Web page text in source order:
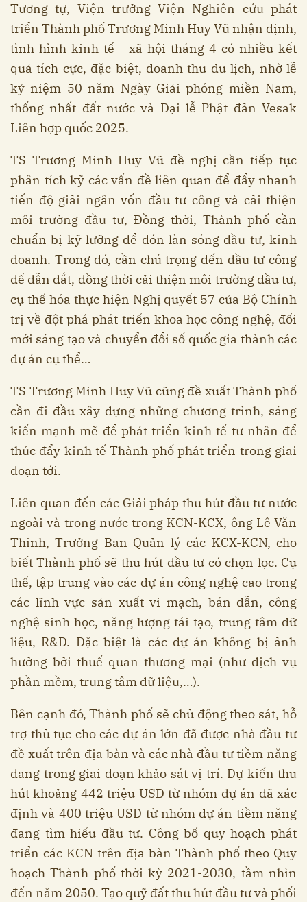
Tương tự, Viện trưởng Viện Nghiên cứu phát
triển Thành phố Trương Minh Huy Vũ nhận định,
tình hình kinh tế - xã hội tháng 4 có nhiều kết
quả tích cực, đặc biệt, doanh thu du lịch, nhờ lễ
kỷ niệm 50 năm Ngày Giải phóng miền Nam,
thống nhất đất nước và Đại lễ Phật đản Vesak
Liên hợp quốc 2025.
TS Trương Minh Huy Vũ đề nghị cần tiếp tục
phân tích kỹ các vấn đề liên quan để đẩy nhanh
tiến độ giải ngân vốn đầu tư công và cải thiện
môi trường đầu tư, Đồng thời, Thành phố cần
chuẩn bị kỹ lưỡng để đón làn sóng đầu tư, kinh
doanh. Trong đó, cần chú trọng đến đầu tư công
để dẫn dắt, đồng thời cải thiện môi trường đầu tư,
cụ thể hóa thực hiện Nghị quyết 57 của Bộ Chính
trị về đột phá phát triển khoa học công nghệ, đổi
mới sáng tạo và chuyển đổi số quốc gia thành các
dự án cụ thể…
TS Trương Minh Huy Vũ cũng đề xuất Thành phố
cần đi đầu xây dựng những chương trình, sáng
kiến mạnh mẽ để phát triển kinh tế tư nhân để
thúc đẩy kinh tế Thành phố phát triển trong giai
đoạn tới.
Liên quan đến các Giải pháp thu hút đầu tư nước
ngoài và trong nước trong KCN-KCX, ông Lê Văn
Thinh, Trưởng Ban Quản lý các KCX-KCN, cho
biết Thành phố sẽ thu hút đầu tư có chọn lọc. Cụ
thể, tập trung vào các dự án công nghệ cao trong
các lĩnh vực sản xuất vi mạch, bán dẫn, công
nghệ sinh học, năng lượng tái tạo, trung tâm dữ
liệu, R&D. Đặc biệt là các dự án không bị ảnh
hưởng bởi thuế quan thương mại (như dịch vụ
phần mềm, trung tâm dữ liệu,…).
Bên cạnh đó, Thành phố sẽ chủ động theo sát, hỗ
trợ thủ tục cho các dự án lớn đã được nhà đầu tư
đề xuất trên địa bàn và các nhà đầu tư tiềm năng
đang trong giai đoạn khảo sát vị trí. Dự kiến thu
hút khoảng 442 triệu USD từ nhóm dự án đã xác
định và 400 triệu USD từ nhóm dự án tiềm năng
đang tìm hiểu đầu tư. Công bố quy hoạch phát
triển các KCN trên địa bàn Thành phố theo Quy
hoạch Thành phố thời kỳ 2021-2030, tầm nhìn
đến năm 2050. Tạo quỹ đất thu hút đầu tư và phối